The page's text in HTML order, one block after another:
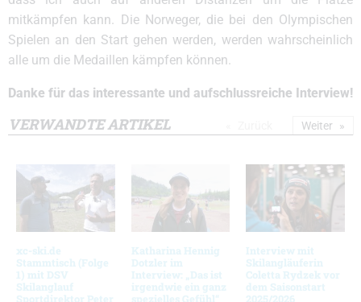
mitkämpfen kann. Die Norweger, die bei den Olympischen
Spielen an den Start gehen werden, werden wahrscheinlich
alle um die Medaillen kämpfen können.
Danke für das interessante und aufschlussreiche Interview!
VERWANDTE ARTIKEL
xc-ski.de
Stammtisch (Folge
1) mit DSV
Skilanglauf
Sportdirektor Peter
Katharina Hennig
Dotzler im
Interview: „Das ist
irgendwie ein ganz
spezielles Gefühl“
Interview mit
Skilangläuferin
Coletta Rydzek vor
dem Saisonstart
2025/2026
Weiter